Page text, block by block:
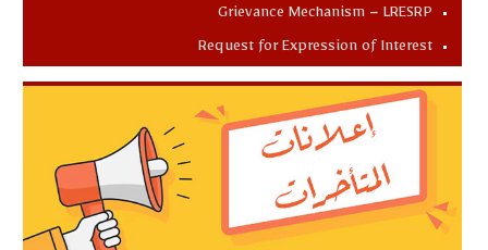
Grievance Mechanism – LRESRP
Request for Expression of Interest